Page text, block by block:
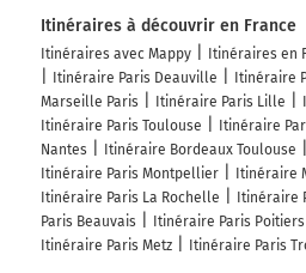
Itinéraires à découvrir en France
Itinéraires avec Mappy Itinéraires en
Itinéraire Paris Deauville
Itinéraire
Marseille Paris
Itinéraire Paris Lille
Itinéraire Paris Toulouse
Itinéraire
Nantes
Itinéraire Bordeaux Toulouse
Itinéraire Paris Montpellier
Itinéraire
Itinéraire Paris La Rochelle
Itinéraire
Paris Beauvais
Itinéraire Paris Poitiers
Itinéraire Paris Metz
Itinéraire Paris